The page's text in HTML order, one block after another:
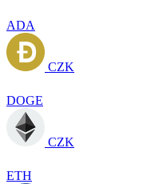
ADA
CZK
DOGE
CZK
ETH